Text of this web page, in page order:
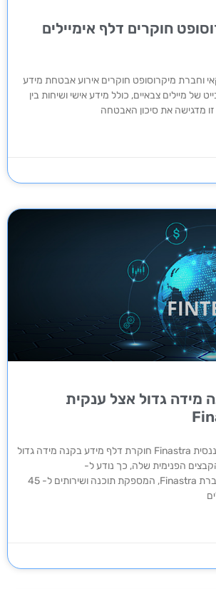
חוקרים דלף אימיילים
וחברת מיקרוסופט חוקרים אירוע אבטחת מידע
1 טרה-בייט של מיילים צבאיים, כולל מידע אישי ושיחות בין
מדגישה את סיכון האבטחה
מידה גדול אצל ענקית
חברת הטכנולוגיה הפיננסית Finastra חוקרת דלף מידע בקנה מידה גדול
הפנימית שלה, כך נודע ל-
KrebsOnSecurity. חברת Finastra, המספקת תוכנה ושירותים ל- 45